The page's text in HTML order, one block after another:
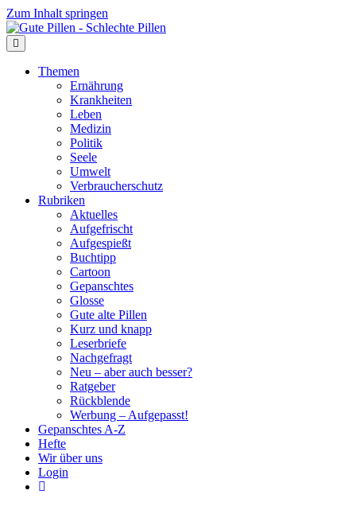
Zum Inhalt springen
Themen
Ernährung
Krankheiten
Leben
Medizin
Politik
Seele
Umwelt
Verbraucherschutz
Rubriken
Aktuelles
Aufgefrischt
Aufgespießt
Buchtipp
Cartoon
Gepanschtes
Glosse
Gute alte Pillen
Kurz und knapp
Leserbriefe
Nachgefragt
Neu – aber auch besser?
Ratgeber
Rückblende
Werbung – Aufgepasst!
Gepanschtes A-Z
Hefte
Wir über uns
Login